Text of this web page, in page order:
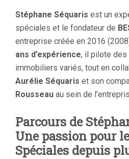
Stéphane Séquaris est un
spéciales et le fondateur de
entreprise créée en 2016
ans d’expérience, il pilote
immobiliers variés, tout en
Aurélie Séquaris et son
Rousseau au sein de
Parcours de
Une passion pour
Spéciales depuis